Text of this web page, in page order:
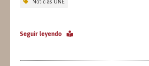
Noticias UNE
Seguir leyendo